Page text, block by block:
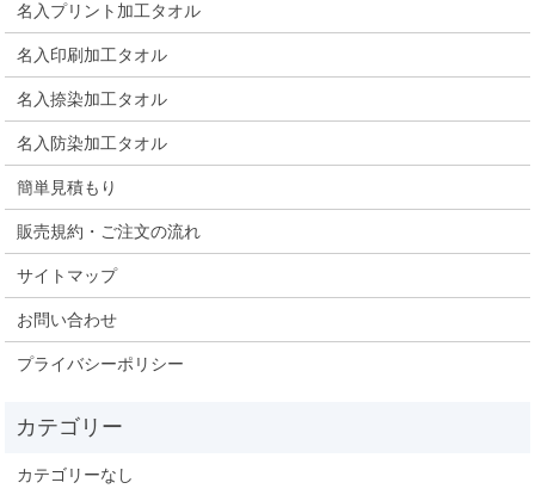
名入プリント加工タオル
名入印刷加工タオル
名入捺染加工タオル
名入防染加工タオル
簡単見積もり
販売規約・ご注文の流れ
サイトマップ
お問い合わせ
プライバシーポリシー
カテゴリーなし